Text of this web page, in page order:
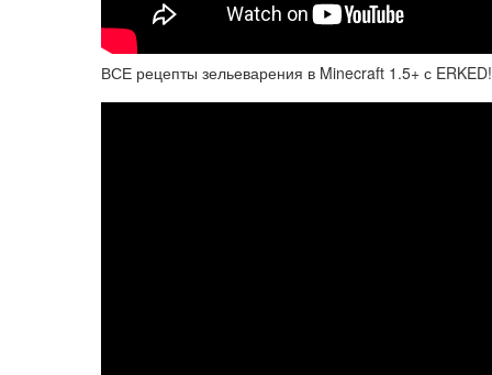
ВСЕ рецепты зельеварения в Minecraft 1.5+ с ERKED!